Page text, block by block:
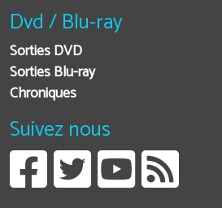
Dvd / Blu-ray
Sorties DVD
Sorties Blu-ray
Chroniques
Suivez nous